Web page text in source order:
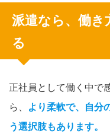
派遣なら、働
る
正社員として働く中で
ら、 より柔軟で、自分
う選択肢もあります。